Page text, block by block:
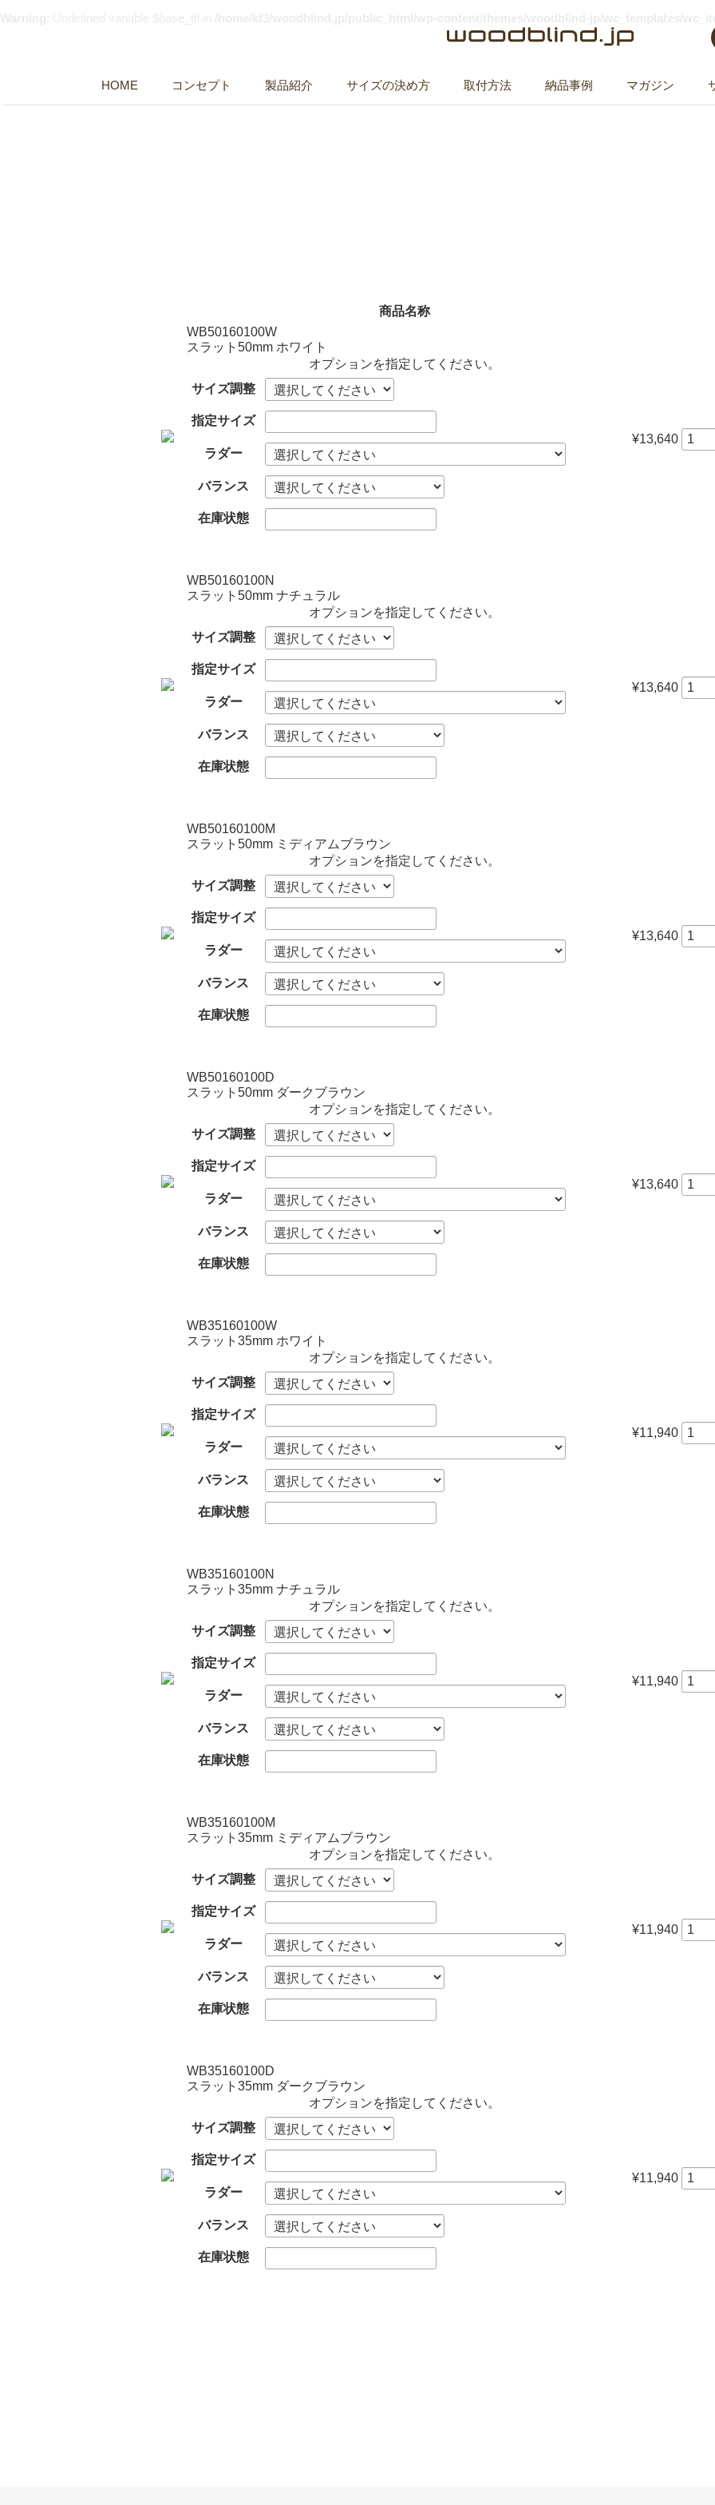
HOME コンセプト 製品紹介 サイズの決め方 取付方法 納品事例 マガジン
商品名称
WB50160100W
スラット50mm ホワイト
オプションを指定してください。
サイズ調整
指定サイズ
ラダー
バランス
在庫状態
¥13,640
WB50160100N
スラット50mm ナチュラル
オプションを指定してください。
サイズ調整
指定サイズ
ラダー
バランス
在庫状態
¥13,640
WB50160100M
スラット50mm ミディアムブラウン
オプションを指定してください。
サイズ調整
指定サイズ
ラダー
バランス
在庫状態
¥13,640
WB50160100D
スラット50mm ダークブラウン
オプションを指定してください。
サイズ調整
指定サイズ
ラダー
バランス
在庫状態
¥13,640
WB35160100W
スラット35mm ホワイト
オプションを指定してください。
サイズ調整
指定サイズ
ラダー
バランス
在庫状態
¥11,940
WB35160100N
スラット35mm ナチュラル
オプションを指定してください。
サイズ調整
指定サイズ
ラダー
バランス
在庫状態
¥11,940
WB35160100M
スラット35mm ミディアムブラウン
オプションを指定してください。
サイズ調整
指定サイズ
ラダー
バランス
在庫状態
¥11,940
WB35160100D
スラット35mm ダークブラウン
オプションを指定してください。
サイズ調整
指定サイズ
ラダー
バランス
在庫状態
¥11,940